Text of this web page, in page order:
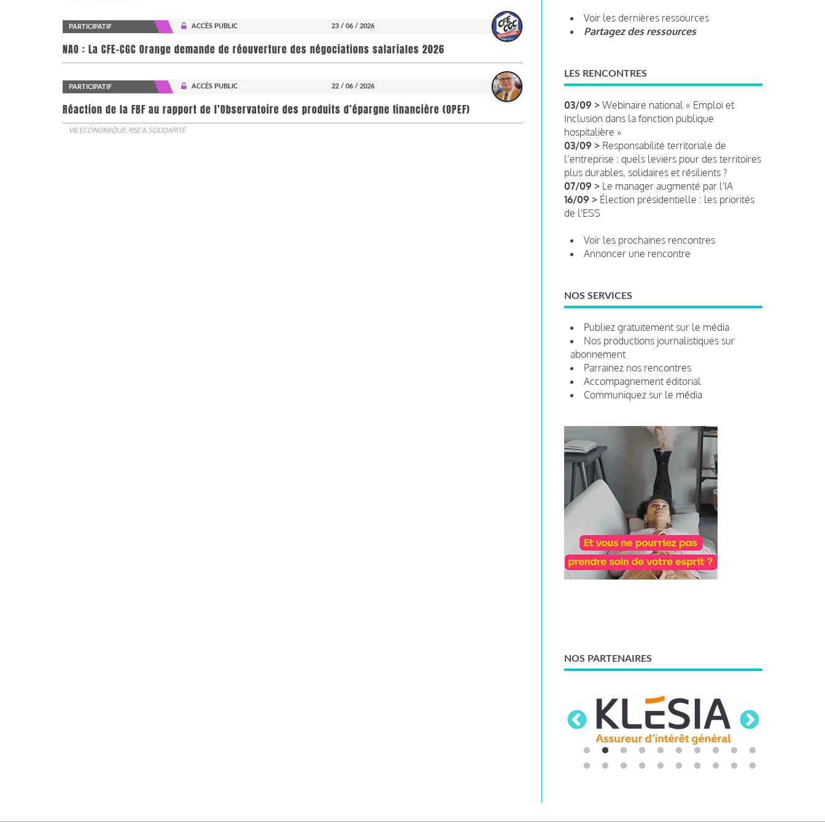
PARTICIPATIF ACCÈS PUBLIC 23 / 06 / 2026
NAO : La CFE-CGC Orange demande de réouverture des négociations salariales 2026
PARTICIPATIF ACCÈS PUBLIC 22 / 06 / 2026
​​​​​​​Réaction de la FBF au rapport de l’Observatoire des produits d’épargne financière (OPEF)
VIE ÉCONOMIQUE, RSE & SOLIDARITÉ
Voir les dernières ressources
Partagez des ressources
LES RENCONTRES
03/09 > Webinaire national « Emploi et
Inclusion dans la fonction publique
hospitalière »
03/09 > Responsabilité territoriale de
l’entreprise : quels leviers pour des territoires
plus durables, solidaires et résilients ?
07/09 > Le manager augmenté par l'IA
16/09 > Élection présidentielle : les priorités
de l'ESS
Voir les prochaines rencontres
Annoncer une rencontre
NOS SERVICES
Publiez gratuitement sur le média
Nos productions journalistiques sur
abonnement
Parrainez nos rencontres
Accompagnement éditorial
Communiquez sur le média
NOS PARTENAIRES